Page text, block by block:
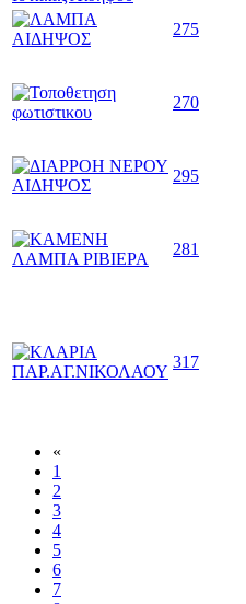
275
270
295
281
317
«
1
2
3
4
5
6
7